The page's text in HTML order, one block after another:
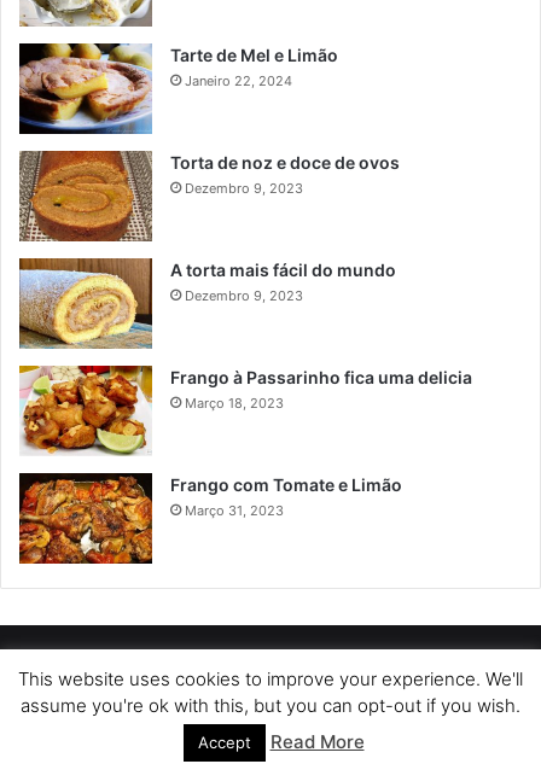
Tarte de Mel e Limão
Janeiro 22, 2024
Torta de noz e doce de ovos
Dezembro 9, 2023
A torta mais fácil do mundo
Dezembro 9, 2023
Frango à Passarinho fica uma delicia
Março 18, 2023
Frango com Tomate e Limão
Março 31, 2023
POLÍTICA DE PRIVACIDADE SOBRE NÓS
POLÍTICA DE COOKIES
TERMOS DE USO
This website uses cookies to improve your experience. We'll
assume you're ok with this, but you can opt-out if you wish.
Accept Read More